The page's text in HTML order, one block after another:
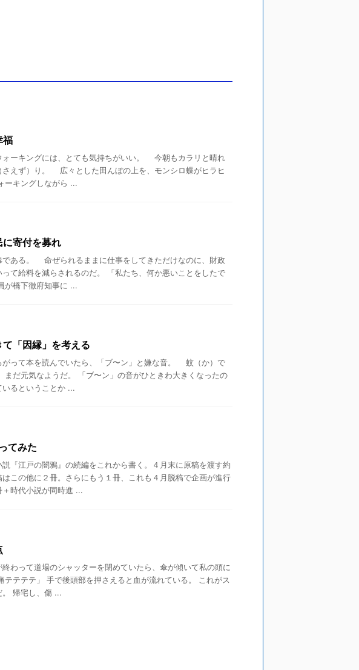
福
ーキングには、とても気持ちがいい。 今朝もカラリと晴れ
さえず）り。 広々とした田んぼの上を、モンシロ蝶がヒラヒ
キングしながら ...
寄付を募れ
ある。 命ぜられるままに仕事をしてきただけなのに、財政
て給料を減らされるのだ。 「私たち、何か悪いことをしたで
橋下徹府知事に ...
「因縁」を考える
って本を読んでいたら、「ブ〜ン」と嫌な音。 蚊（か）で
だ元気なようだ。 「ブ〜ン」の音がひときわ大きくなったの
るということか ...
てみた
『江戸の闇鴉』の続編をこれから書く。４月末に原稿を渡す約
この他に２冊。さらにもう１冊、これも４月脱稿で企画が進行
＋時代小説が同時進 ...
わって道場のシャッターを閉めていたら、傘が傾いて私の頭に
テテテテ」 手で後頭部を押さえると血が流れている。 これがス
。 帰宅し、傷 ...